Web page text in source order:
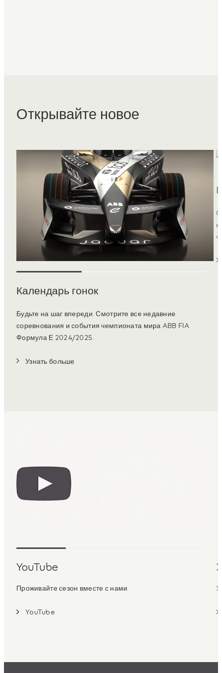
Открывайте новое
Календарь гонок
Будьте на шаг впереди. Смотрите все недавние
соревнования и события чемпионата мира ABB FIA
Формула Е 2024/2025.
Узнать больше
YouTube
Проживайте сезон вместе с нами.
YouTube